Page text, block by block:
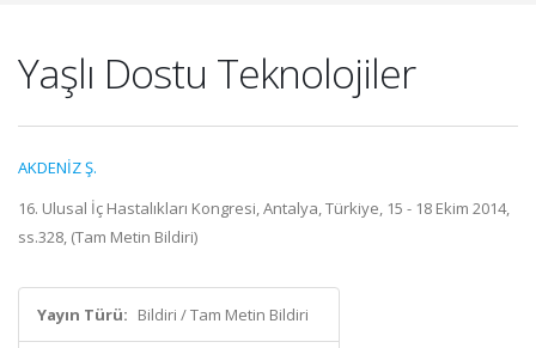
Yaşlı Dostu Teknolojiler
AKDENİZ Ş.
16. Ulusal İç Hastalıkları Kongresi, Antalya, Türkiye, 15 - 18 Ekim 2014,
ss.328, (Tam Metin Bildiri)
Yayın Türü: Bildiri / Tam Metin Bildiri